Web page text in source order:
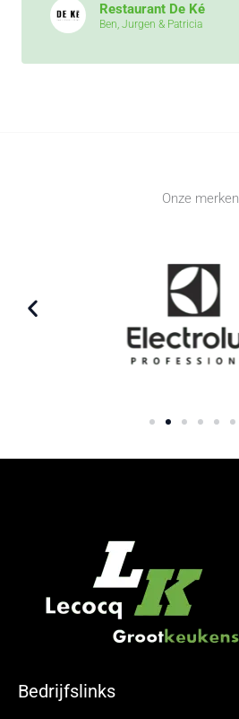
Restaurant De Ké
Ben, Jurgen & Patricia
Onze merken
Bedrijfslinks